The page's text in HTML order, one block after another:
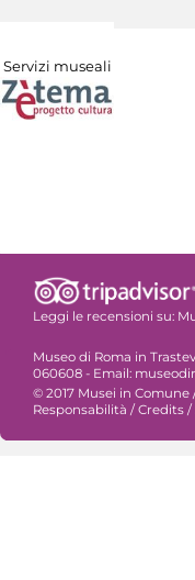
Servizi museali
Leggi le recensioni su:
Museo di Roma in
060608 - Email:
© 2017 Musei in Comune
Responsabilità / Credits /